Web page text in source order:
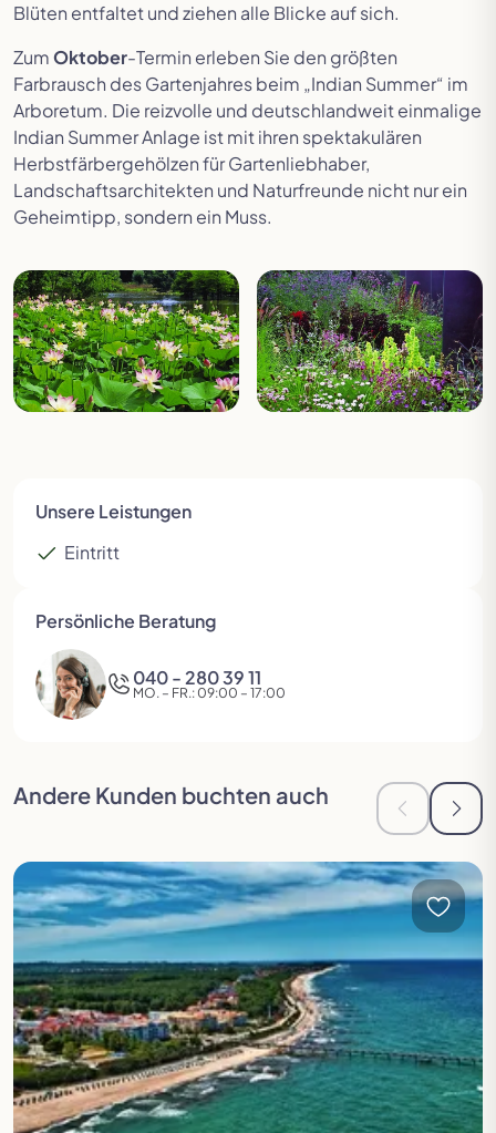
Zur vorherigen Seite in der Slideshow Zur
Blüten entfaltet und ziehen alle Blicke auf sich.
ZumOktober-Termin erleben Sie den größten
Farbrausch des Gartenjahres beim „Indian Summer“ im
Arboretum. Die reizvolle und deutschlandweit einmalige
Indian Summer Anlage ist mit ihren spektakulären
Herbstfärbergehölzen für Gartenliebhaber,
Landschaftsarchitekten und Naturfreunde nicht nur ein
Geheimtipp, sondern ein Muss.
Unsere Leistungen
Eintritt
Persönliche Beratung
040 - 280 39 11
MO. – FR.: 09:00 – 17:00
Andere Kunden buchten auch Zur Zur
Reise öffnen